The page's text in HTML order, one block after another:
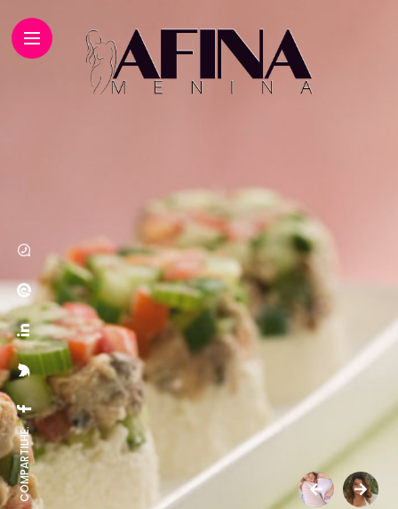
COMPARTILHE: